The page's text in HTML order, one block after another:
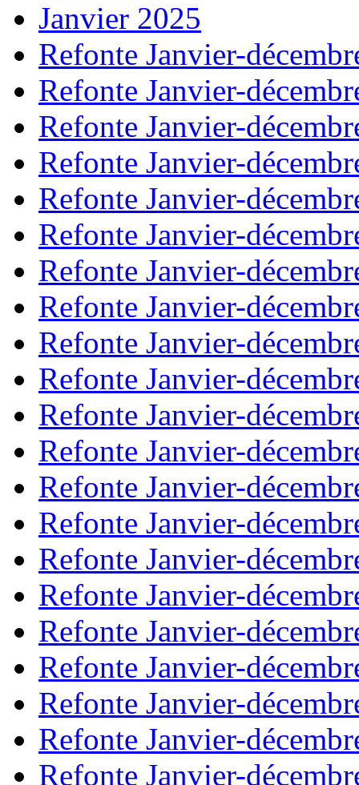
Janvier 2025
Refonte Janvier-
Refonte Janvier-
Refonte Janvier-
Refonte Janvier-
Refonte Janvier-
Refonte Janvier-
Refonte Janvier-
Refonte Janvier-
Refonte Janvier-
Refonte Janvier-
Refonte Janvier-
Refonte Janvier-
Refonte Janvier-
Refonte Janvier-
Refonte Janvier-
Refonte Janvier-
Refonte Janvier-
Refonte Janvier-
Refonte Janvier-
Refonte Janvier-
Refonte Janvier-